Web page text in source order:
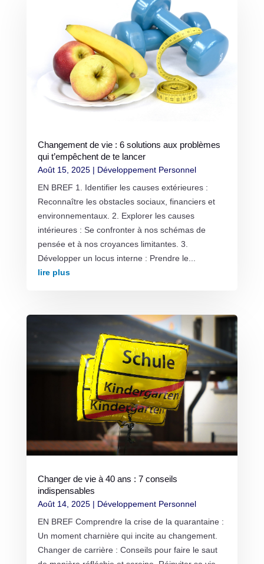
Changement de vie : 6 solutions aux problèmes
qui t’empêchent de te lancer
Août 15, 2025| Développement Personnel
EN BREF 1. Identifier les causes extérieures :
Reconnaître les obstacles sociaux, financiers et
environnementaux. 2. Explorer les causes
intérieures : Se confronter à nos schémas de
pensée et à nos croyances limitantes. 3.
Développer un locus interne : Prendre le...
lire plus
Changer de vie à 40 ans : 7 conseils
indispensables
Août 14, 2025| Développement Personnel
EN BREF Comprendre la crise de la quarantaine :
Un moment charnière qui incite au changement.
Changer de carrière : Conseils pour faire le saut